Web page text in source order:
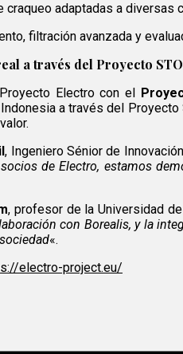
adaptadas a diversas
filtración avanzada y
a través del Proyecto
Electro con el
a través del
, Ingeniero Sénior de
de Electro, estamos
, profesor de la Universidad
con Borealis, y la
«.
electro-project.eu/